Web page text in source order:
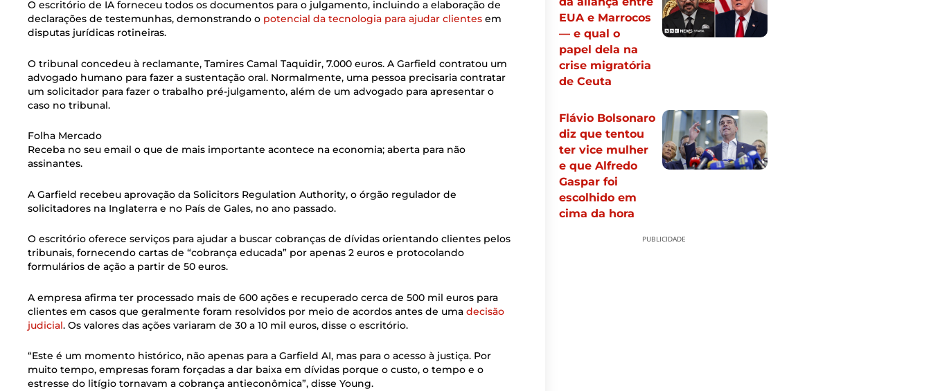
O escritório de IA forneceu todos os documentos para o julgamento, incluindo a elaboração de
declarações de testemunhas, demonstrando o potencial da tecnologia para ajudar clientes em
disputas jurídicas rotineiras.
O tribunal concedeu à reclamante, Tamires Camal Taquidir, 7.000 euros. A Garfield contratou um
advogado humano para fazer a sustentação oral. Normalmente, uma pessoa precisaria contratar
um solicitador para fazer o trabalho pré-julgamento, além de um advogado para apresentar o
caso no tribunal.
Folha Mercado
Receba no seu email o que de mais importante acontece na economia; aberta para não
assinantes.
A Garfield recebeu aprovação da Solicitors Regulation Authority, o órgão regulador de
solicitadores na Inglaterra e no País de Gales, no ano passado.
O escritório oferece serviços para ajudar a buscar cobranças de dívidas orientando clientes pelos
tribunais, fornecendo cartas de “cobrança educada” por apenas 2 euros e protocolando
formulários de ação a partir de 50 euros.
A empresa afirma ter processado mais de 600 ações e recuperado cerca de 500 mil euros para
clientes em casos que geralmente foram resolvidos por meio de acordos antes de uma decisão
judicial. Os valores das ações variaram de 30 a 10 mil euros, disse o escritório.
“Este é um momento histórico, não apenas para a Garfield AI, mas para o acesso à justiça. Por
muito tempo, empresas foram forçadas a dar baixa em dívidas porque o custo, o tempo e o
estresse do litígio tornavam a cobrança antieconômica”, disse Young.
EUA e Marrocos
— e qual o
papel dela na
crise migratória
de Ceuta
Flávio Bolsonaro
diz que tentou
ter vice mulher
e que Alfredo
Gaspar foi
escolhido em
cima da hora
PUBLICIDADE